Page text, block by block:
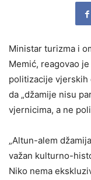
Ministar turizma i
Memić, reagovao
politizacije vjerskih
da „džamije nisu
vjernicima, a ne
„Altun-alem
važan kulturno-
Niko nema